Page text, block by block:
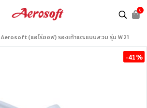
0
Aerosoft (แอโร่ซอฟ) รองเท้าแตะแบบสวม รุ่น W2141
-41%